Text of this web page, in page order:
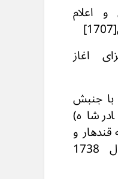
اعلام
اغاز
با جنبش
شاه)
و
کابل را در سال 1738